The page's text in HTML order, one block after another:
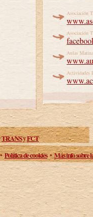
Asociación
Asociación
Aulas
Actividades
TRANSyFCT
Política de cookies•Más info sobre